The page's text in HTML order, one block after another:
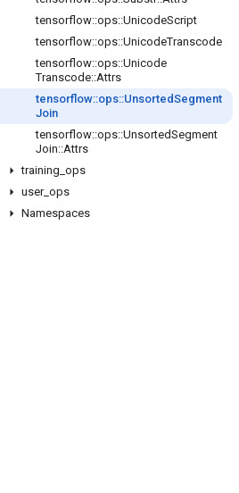
tensorflow::ops::UnicodeScript
tensorflow::ops::UnicodeTranscode
tensorflow::ops::Unicode
Transcode::Attrs
tensorflow::ops::UnsortedSegment
Join
tensorflow::ops::UnsortedSegment
Join::Attrs
training ops
user_ ops
Namespaces